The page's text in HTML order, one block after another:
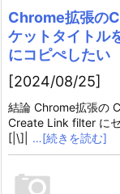
Chrome拡張の
ケットタイトル
にコピぺしたい
[2024/08/25]
結論 Chrome拡張の
Create Link filter に
[|\]|
…[続きを読む]